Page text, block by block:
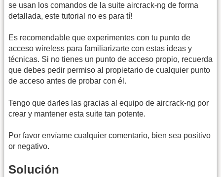
se usan los comandos de la suite aircrack-ng de forma
detallada, este tutorial no es para tí!
Es recomendable que experimentes con tu punto de
acceso wireless para familiarizarte con estas ideas y
técnicas. Si no tienes un punto de acceso propio, recuerda
que debes pedir permiso al propietario de cualquier punto
de acceso antes de probar con él.
Tengo que darles las gracias al equipo de aircrack-ng por
crear y mantener esta suite tan potente.
Por favor envíame cualquier comentario, bien sea positivo
or negativo.
Solución